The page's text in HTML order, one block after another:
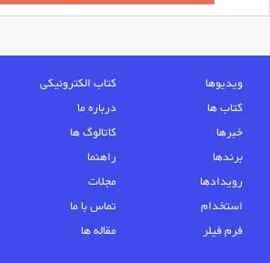
ویدیوها کتاب الکترونیکی
کتاب ها
درباره ما
خبرها
کاتالوگ ها
برندها
راهنما
رویدادها
مجلات
استخدام
تماس با ما
فرم فیلر
مقاله ها